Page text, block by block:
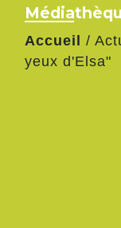
Accueil /
yeux d'Elsa"